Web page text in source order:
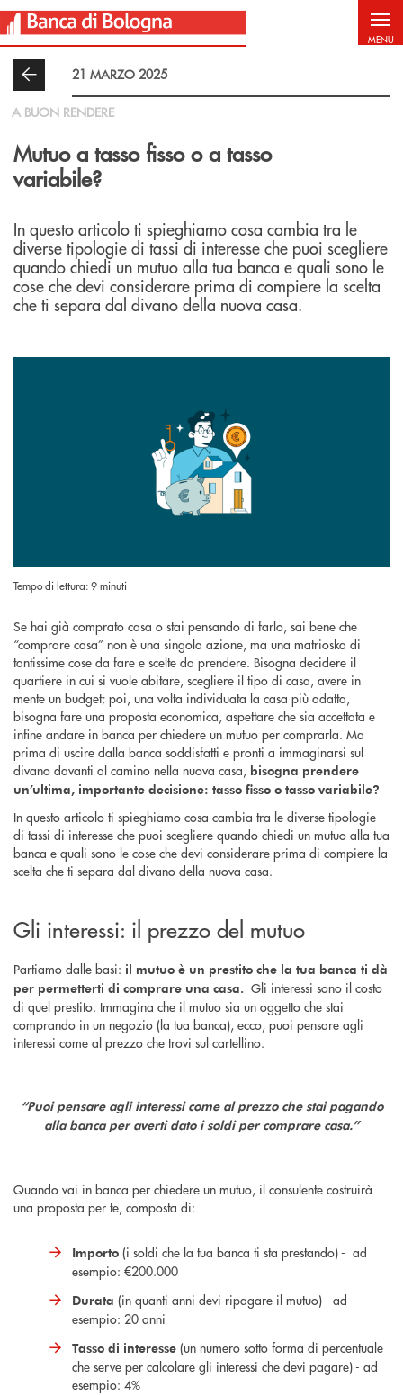
Salta al contenuto principale
MENU
21 MARZO 2025
A BUON RENDERE
Mutuo a tasso fisso o a tasso
variabile?
In questo articolo ti spieghiamo cosa cambia tra le
diverse tipologie di tassi di interesse che puoi scegliere
quando chiedi un mutuo alla tua banca e quali sono le
cose che devi considerare prima di compiere la scelta
che ti separa dal divano della nuova casa.
Tempo di lettura: 9 minuti
Se hai già comprato casa o stai pensando di farlo, sai bene che
“comprare casa” non è una singola azione, ma una matrioska di
tantissime cose da fare e scelte da prendere. Bisogna decidere il
quartiere in cui si vuole abitare, scegliere il tipo di casa, avere in
mente un budget; poi, una volta individuata la casa più adatta,
bisogna fare una proposta economica, aspettare che sia accettata e
infine andare in banca per chiedere un mutuo per comprarla. Ma
prima di uscire dalla banca soddisfatti e pronti a immaginarsi sul
divano davanti al camino nella nuova casa, bisogna prendere
un’ultima, importante decisione: tasso fisso o tasso variabile?
In questo articolo ti spieghiamo cosa cambia tra le diverse tipologie
di tassi di interesse che puoi scegliere quando chiedi un mutuo alla tua
banca e quali sono le cose che devi considerare prima di compiere la
scelta che ti separa dal divano della nuova casa.
Gli interessi: il prezzo del mutuo
Partiamo dalle basi: il mutuo è un prestito che la tua banca ti dà
per permetterti di comprare una casa. Gli interessi sono il costo
di quel prestito. Immagina che il mutuo sia un oggetto che stai
comprando in un negozio (la tua banca), ecco, puoi pensare agli
interessi come al prezzo che trovi sul cartellino.
“Puoi pensare agli interessi come al prezzo che stai pagando
alla banca per averti dato i soldi per comprare casa.”
Quando vai in banca per chiedere un mutuo, il consulente costruirà
una proposta per te, composta di:
Importo (i soldi che la tua banca ti sta prestando) - ad
esempio: €200.000
Durata (in quanti anni devi ripagare il mutuo) - ad
esempio: 20 anni
Tasso di interesse (un numero sotto forma di percentuale
che serve per calcolare gli interessi che devi pagare) - ad
esempio: 4%